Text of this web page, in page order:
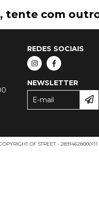
tente com
REDES SOCIAIS
NEWSLETTER
OF STREET -